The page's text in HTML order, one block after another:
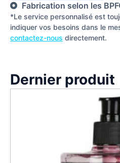
Fabrication selon les BPF
*Le service personnalisé est
indiquer vos besoins dans le
contactez-nous directement.
Dernier produit